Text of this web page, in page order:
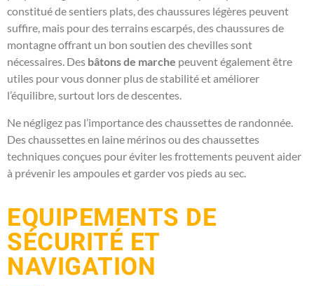
constitué de sentiers plats, des chaussures légères peuvent
suffire, mais pour des terrains escarpés, des chaussures de
montagne offrant un bon soutien des chevilles sont
nécessaires. Des bâtons de marche peuvent également être
utiles pour vous donner plus de stabilité et améliorer
l’équilibre, surtout lors de descentes.
Ne négligez pas l’importance des chaussettes de randonnée.
Des chaussettes en laine mérinos ou des chaussettes
techniques conçues pour éviter les frottements peuvent aider
à prévenir les ampoules et garder vos pieds au sec.
EQUIPEMENTS DE
SÉCURITÉ ET
NAVIGATION